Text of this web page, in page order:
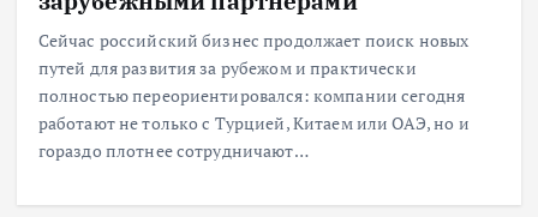
Сейчас российский бизнес продолжает поиск новых
путей для развития за рубежом и практически
полностью переориентировался: компании сегодня
работают не только с Турцией, Китаем или ОАЭ, но и
гораздо плотнее сотрудничают…